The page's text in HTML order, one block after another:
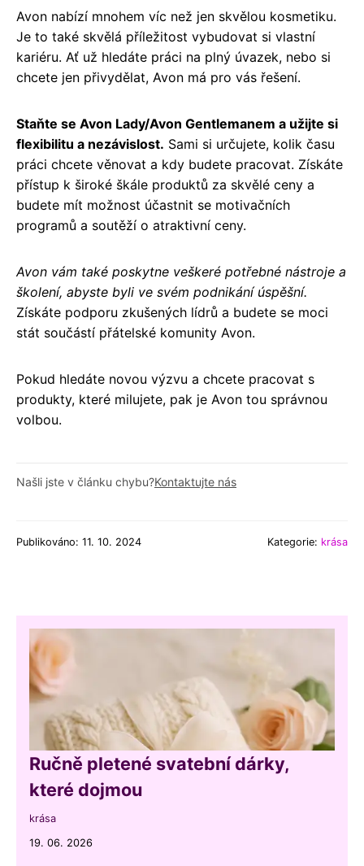
Avon nabízí mnohem víc než jen skvělou kosmetiku.
Je to také skvělá příležitost vybudovat si vlastní
kariéru. Ať už hledáte práci na plný úvazek, nebo si
chcete jen přivydělat, Avon má pro vás řešení.
Staňte se Avon Lady/Avon Gentlemanem a užijte si
flexibilitu a nezávislost. Sami si určujete, kolik času
práci chcete věnovat a kdy budete pracovat. Získáte
přístup k široké škále produktů za skvělé ceny a
budete mít možnost účastnit se motivačních
programů a soutěží o atraktivní ceny.
Avon vám také poskytne veškeré potřebné nástroje a
školení, abyste byli ve svém podnikání úspěšní.
Získáte podporu zkušených lídrů a budete se moci
stát součástí přátelské komunity Avon.
Pokud hledáte novou výzvu a chcete pracovat s
produkty, které milujete, pak je Avon tou správnou
volbou.
Našli jste v článku chybu?Kontaktujte nás
Publikováno: 11. 10. 2024 Kategorie: krása
Ručně pletené svatební dárky,
které dojmou
krása
19. 06. 2026